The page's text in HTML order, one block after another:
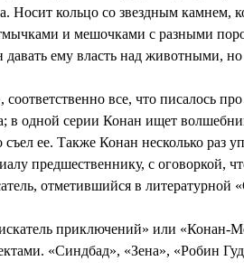
кольцо со звездным камнем,
и мешочками с разными
ему власть над животными,
все, что писалось
одной серии Конан ищет
ее. Также Конан несколько раз
предшественнику, с
отметившийся в литературной
приключений» или «Конан-
«Синдбад», «Зена», «Робин